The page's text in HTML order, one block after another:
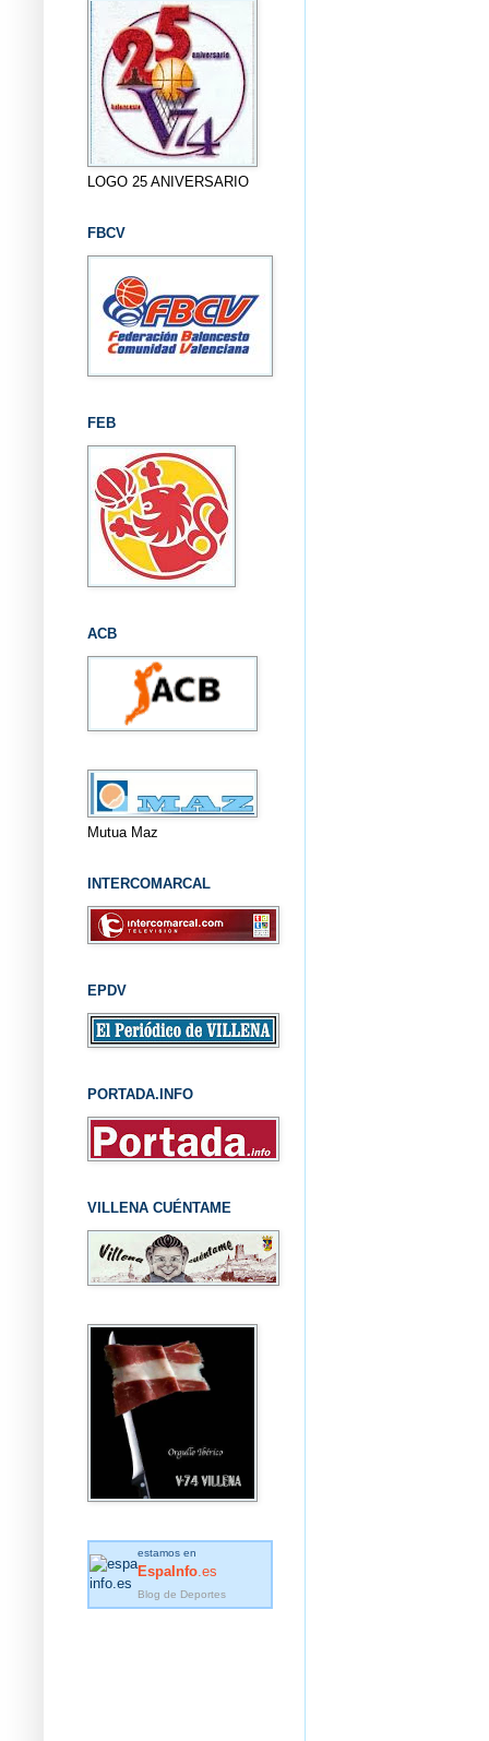
LOGO 25 ANIVERSARIO
FBCV
FEB
ACB
Mutua Maz
INTERCOMARCAL
EPDV
PORTADA.INFO
VILLENA CUÉNTAME
estamos en
EspaInfo .es
Blog de Deportes